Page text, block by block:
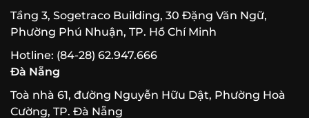
Tầng 3, Sogetraco Building, 30 Đặng Văn Ngữ,
Phường Phú Nhuận, TP. Hồ Chí Minh
Hotline: (84-28) 62.947.666
Đà Nẵng
Toà nhà 61, đường Nguyễn Hữu Dật, Phường Hoà
Cường, TP. Đà Nẵng